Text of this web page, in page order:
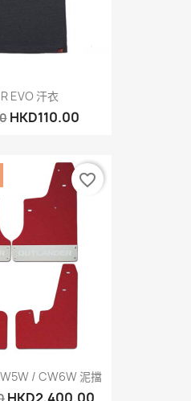
EVO 汗衣
HKD110.00
/ CW6W 泥擋
favorite_border